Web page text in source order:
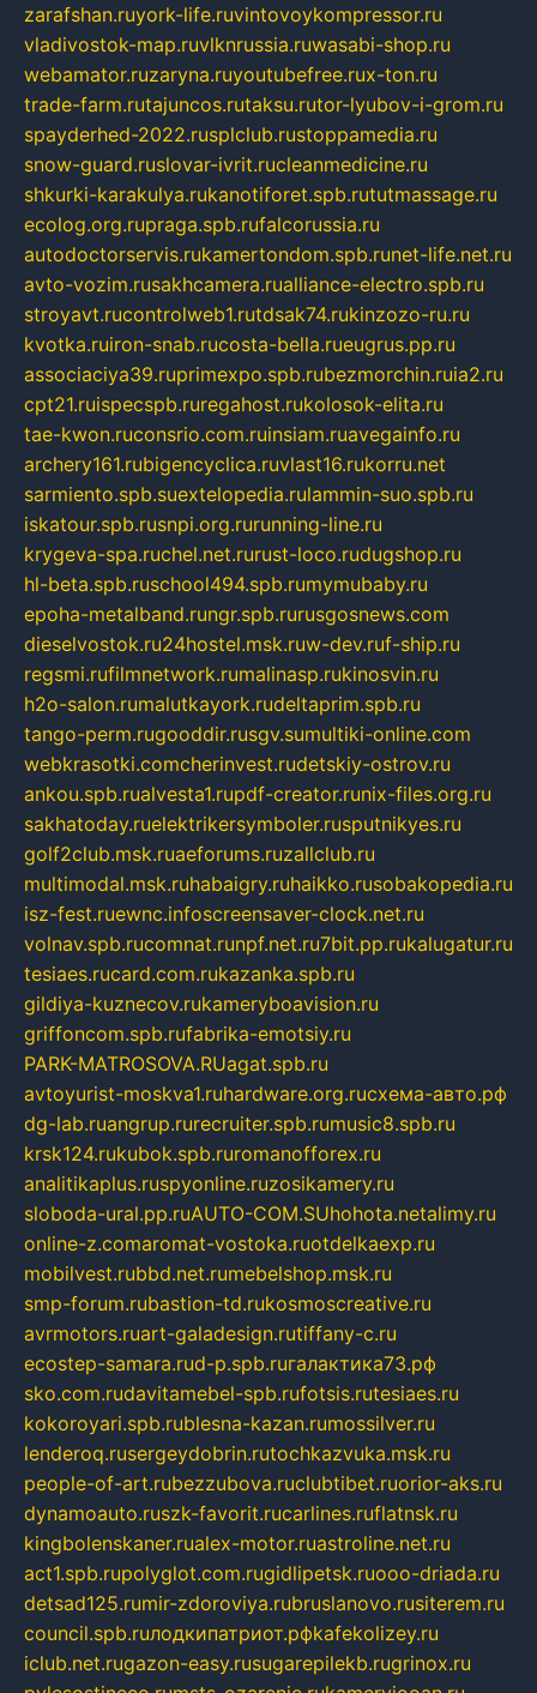
zarafshan.ruyork-life.ruvintovoykompressor.ru
vladivostok-map.ruvlknrussia.ruwasabi-shop.ru
webamator.ruzaryna.ruyoutubefree.rux-ton.ru
trade-farm.rutajuncos.rutaksu.rutor-lyubov-i-grom.ru
spayderhed-2022.rusplclub.rustoppamedia.ru
snow-guard.ruslovar-ivrit.rucleanmedicine.ru
shkurki-karakulya.rukanotiforet.spb.rututmassage.ru
ecolog.org.rupraga.spb.rufalcorussia.ru
autodoctorservis.rukamertondom.spb.runet-life.net.ru
avto-vozim.rusakhcamera.rualliance-electro.spb.ru
stroyavt.rucontrolweb1.rutdsak74.rukinzozo-ru.ru
kvotka.ruiron-snab.rucosta-bella.rueugrus.pp.ru
associaciya39.ruprimexpo.spb.rubezmorchin.ruia2.ru
cpt21.ruispecspb.ruregahost.rukolosok-elita.ru
tae-kwon.ruconsrio.com.ruinsiam.ruavegainfo.ru
archery161.rubigencyclica.ruvlast16.rukorru.net
sarmiento.spb.suextelopedia.rulammin-suo.spb.ru
iskatour.spb.rusnpi.org.rurunning-line.ru
krygeva-spa.ruchel.net.rurust-loco.rudugshop.ru
hl-beta.spb.ruschool494.spb.rumymubaby.ru
epoha-metalband.rungr.spb.rurusgosnews.com
dieselvostok.ru24hostel.msk.ruw-dev.ruf-ship.ru
regsmi.rufilmnetwork.rumalinasp.rukinosvin.ru
h2o-salon.rumalutkayork.rudeltaprim.spb.ru
tango-perm.rugooddir.rusgv.sumultiki-online.com
webkrasotki.comcherinvest.rudetskiy-ostrov.ru
ankou.spb.rualvesta1.rupdf-creator.runix-files.org.ru
sakhatoday.ruelektrikersymboler.rusputnikyes.ru
golf2club.msk.ruaeforums.ruzallclub.ru
multimodal.msk.ruhabaigry.ruhaikko.rusobakopedia.ru
isz-fest.ruewnc.infoscreensaver-clock.net.ru
volnav.spb.rucomnat.runpf.net.ru7bit.pp.rukalugatur.ru
tesiaes.rucard.com.rukazanka.spb.ru
gildiya-kuznecov.rukameryboavision.ru
griffoncom.spb.rufabrika-emotsiy.ru
PARK-MATROSOVA.RUagat.spb.ru
avtoyurist-moskva1.ruhardware.org.ruсхема-авто.рф
dg-lab.ruangrup.rurecruiter.spb.rumusic8.spb.ru
krsk124.rukubok.spb.ruromanofforex.ru
analitikaplus.ruspyonline.ruzosikamery.ru
sloboda-ural.pp.ruAUTO-COM.SUhohota.netalimy.ru
online-z.comaromat-vostoka.ruotdelkaexp.ru
mobilvest.rubbd.net.rumebelshop.msk.ru
smp-forum.rubastion-td.rukosmoscreative.ru
avrmotors.ruart-galadesign.rutiffany-c.ru
ecostep-samara.rud-p.spb.ruгалактика73.рф
sko.com.rudavitamebel-spb.rufotsis.rutesiaes.ru
kokoroyari.spb.rublesna-kazan.rumossilver.ru
lenderoq.rusergeydobrin.rutochkazvuka.msk.ru
people-of-art.rubezzubova.ruclubtibet.ruorior-aks.ru
dynamoauto.ruszk-favorit.rucarlines.ruflatnsk.ru
kingbolenskaner.rualex-motor.ruastroline.net.ru
act1.spb.rupolyglot.com.rugidlipetsk.ruooo-driada.ru
detsad125.rumir-zdoroviya.rubruslanovo.rusiterem.ru
council.spb.ruлодкипатриот.рфkafekolizey.ru
iclub.net.rugazon-easy.rusugarepilekb.rugrinox.ru